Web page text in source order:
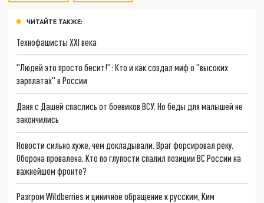
ЧИТАЙТЕ ТАКЖЕ:
Технофашисты XXI века
"Людей это просто бесит!": Кто и как создал миф о "высоких
зарплатах" в России
Даня с Дашей спаслись от боевиков ВСУ. Но беды для малышей не
закончились
Новости сильно хуже, чем докладывали. Враг форсировал реку.
Оборона провалена. Кто по глупости спалил позиции ВС России на
важнейшем фронте?
Разгром Wildberries и циничное обращение к русским, Ким